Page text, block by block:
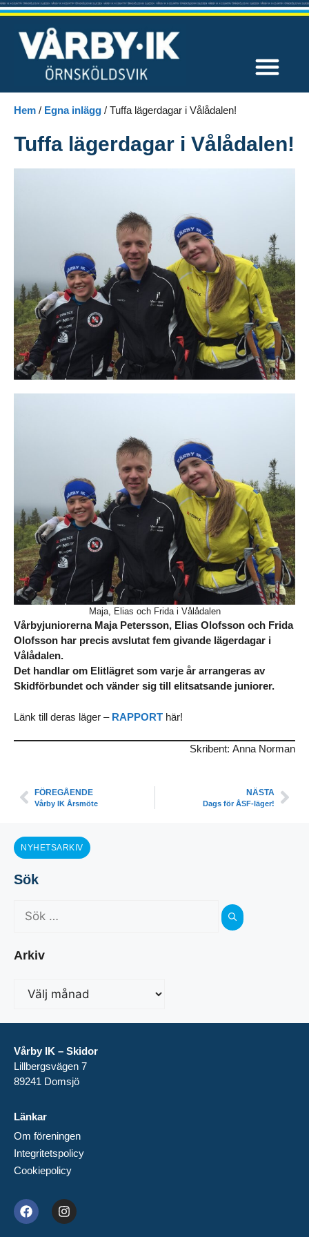
NYHETSARKIV
Sök
Arkiv
Hem / Egna inlägg / Tuffa lägerdagar i Vålådalen!
Tuffa lägerdagar i Vålådalen!
Maja, Elias och Frida i Vålådalen
Vårbyjuniorerna Maja Petersson, Elias Olofsson och Frida
Olofsson har precis avslutat fem givande lägerdagar i
Vålådalen.
Det handlar om Elitlägret som varje år arrangeras av
Skidförbundet och vänder sig till elitsatsande juniorer.
Länk till deras läger – RAPPORT här!
Skribent: Anna Norman
FÖREGÅENDE
Vårby IK Årsmöte
NÄSTA
Dags för ÅSF-läger!
Vårby IK – Skidor
Lillbergsvägen 7
89241 Domsjö
Länkar
Om föreningen
Integritetspolicy
Cookiepolicy